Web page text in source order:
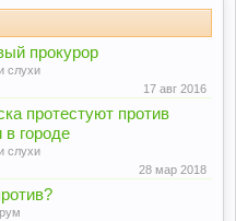
прокурор
слухи
17 авг 2016
протестуют против
в городе
слухи
28 мар 2018